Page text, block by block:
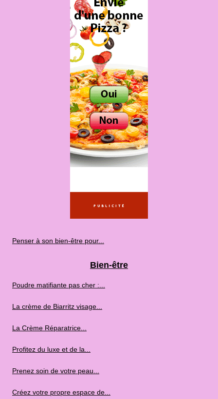
Penser à son bien-être pour...
Bien-être
Poudre matifiante pas cher :...
La crème de Biarritz visage...
La Crème Réparatrice...
Profitez du luxe et de la...
Prenez soin de votre peau...
Créez votre propre espace de...